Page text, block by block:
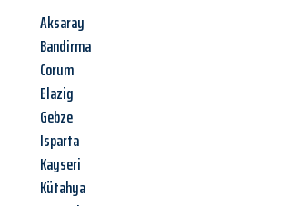
Aksaray
Bandirma
Corum
Elazig
Gebze
Isparta
Kayseri
Kütahya